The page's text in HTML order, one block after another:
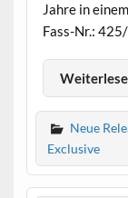
Jahre in
Fass-Nr.:
Neue
Exclusive